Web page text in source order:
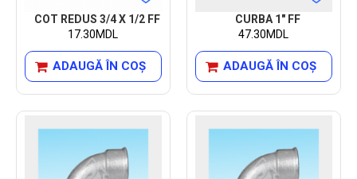
COT REDUS 3/4 X 1/2 FF
17.30MDL
ADAUGĂ ÎN COŞ
CURBA 1" FF
47.30MDL
ADAUGĂ ÎN COŞ